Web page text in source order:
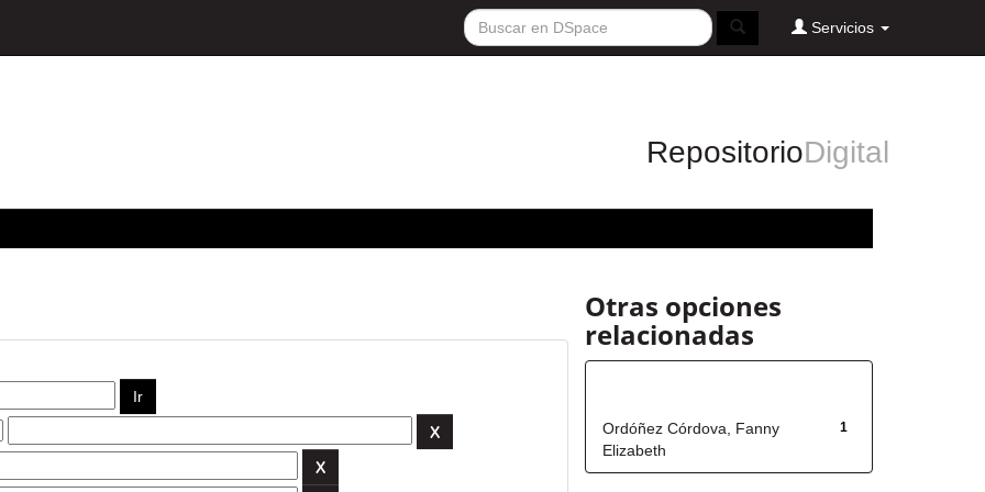
Servicios
RepositorioDigital
Otras opciones
relacionadas
1
Ordóñez Córdova, Fanny
Elizabeth